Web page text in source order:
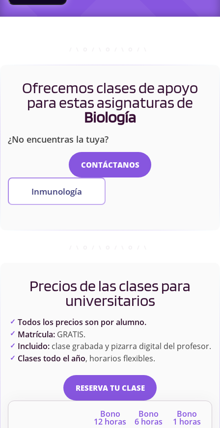
Ofrecemos clases de apoyo
para estas asignaturas de
Biología
¿No encuentras la tuya?
CONTÁCTANOS
Inmunología
Precios de las clases para
universitarios
Todos los precios son por alumno.
Matrícula:GRATIS.
Incluido:clase grabada y pizarra digital del profesor.
Clases todo el año, horarios flexibles.
RESERVA TU CLASE
Bono
12 horas
Bono
6 horas
Bono
1 horas